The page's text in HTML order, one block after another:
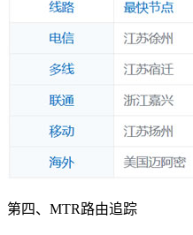
第四、MTR路由追踪